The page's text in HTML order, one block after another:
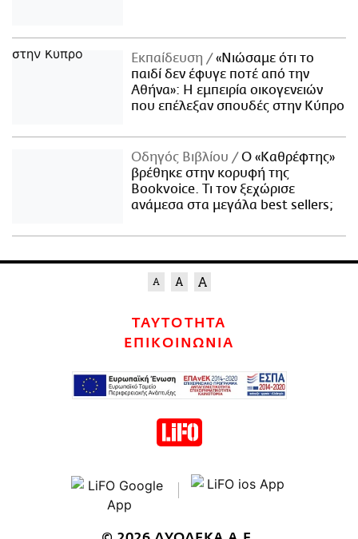
Εκπαίδευση
«Νιώσαμε ότι το
παιδί δεν έφυγε ποτέ από την
Αθήνα»: Η εμπειρία οικογενειών
που επέλεξαν σπουδές στην Κύπρο
Οδηγός Βιβλίου
Ο «Καθρέφτης»
βρέθηκε στην κορυφή της
Bookvoice. Τι τον ξεχώρισε
ανάμεσα στα μεγάλα best sellers;
ΤΑΥΤΟΤΗΤΑ
ΕΠΙΚΟΙΝΩΝΙΑ